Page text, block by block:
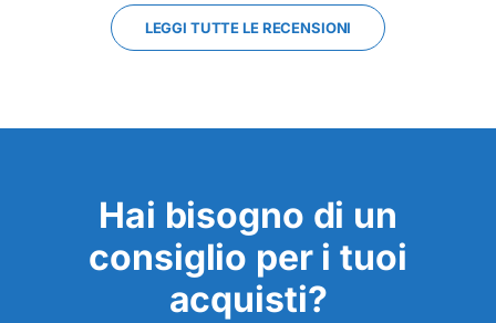
LEGGI TUTTE LE RECENSIONI
Hai bisogno di un
consiglio per i tuoi
acquisti?